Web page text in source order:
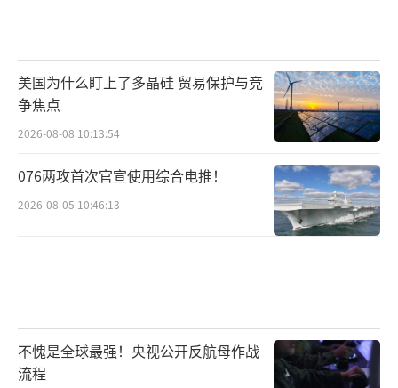
美国为什么盯上了多晶硅 贸易保护与竞
争焦点
2026-08-08 10:13:54
076两攻首次官宣使用综合电推！
2026-08-05 10:46:13
不愧是全球最强！央视公开反航母作战
流程